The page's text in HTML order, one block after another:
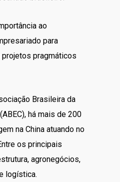
ao
para
pragmáticos
Brasileira da
há mais de 200
na China atuando no
os principais
agronegócios,
logística.